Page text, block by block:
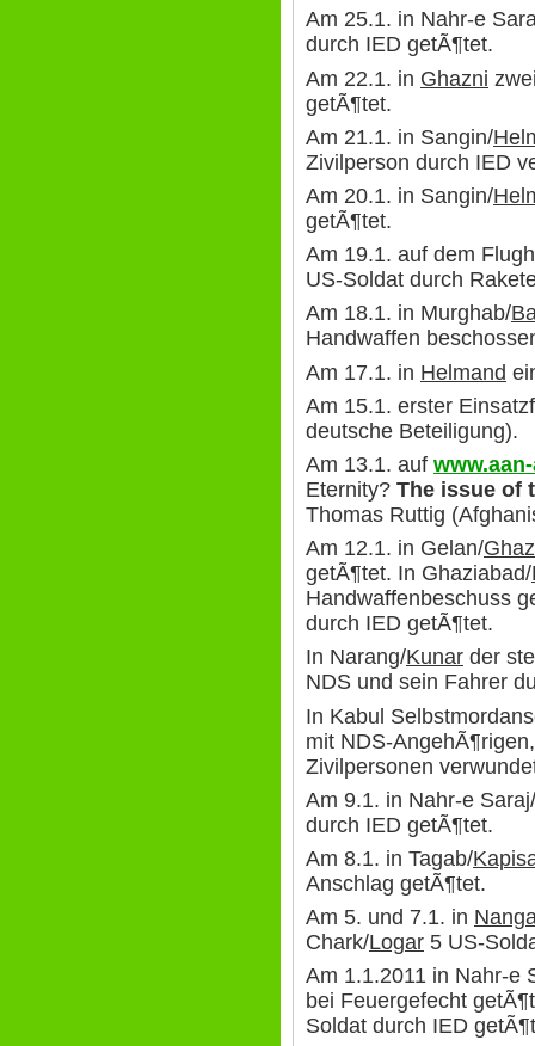
Am 25.1. in Nahr-e
durch IED getÃ¶tet.
Am 22.1. in Ghazni
getÃ¶tet.
Am 21.1. in Sangin/
Zivilperson durch IED
Am 20.1. in Sangin/
getÃ¶tet.
Am 19.1. auf dem
US-Soldat durch
Am 18.1. in Murghab/
Handwaffen
Am 17.1. in Helmand
Am 15.1. erster
deutsche Beteiligung).
Am 13.1. auf
Eternity? The issue of
Thomas Ruttig
Am 12.1. in Gelan/
getÃ¶tet. In Ghaziabad/
Handwaffenbeschuss
durch IED getÃ¶tet.
In Narang/Kunar der
NDS und sein Fahrer
In Kabul
mit NDS-
Zivilpersonen
Am 9.1. in Nahr-e Saraj/
durch IED getÃ¶tet.
Am 8.1. in Tagab/
Anschlag getÃ¶tet.
Am 5. und 7.1. in
Chark/Logar 5 US-
Am 1.1.2011 in Nahr-e
bei Feuergefecht
Soldat durch IED